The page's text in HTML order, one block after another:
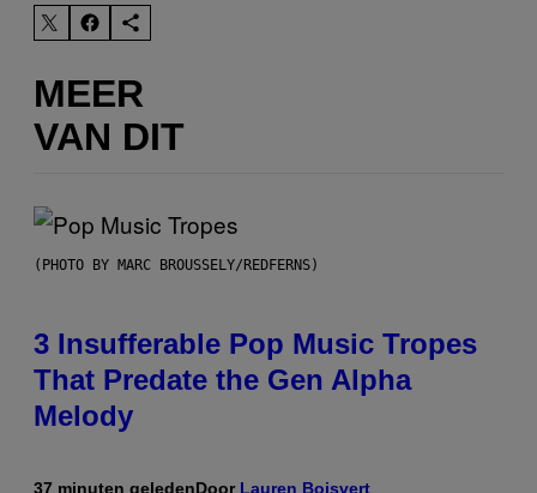
MEER
VAN DIT
(PHOTO BY MARC BROUSSELY/REDFERNS)
3 Insufferable Pop Music Tropes
That Predate the Gen Alpha
Melody
37 minuten geledenDoor Lauren Boisvert